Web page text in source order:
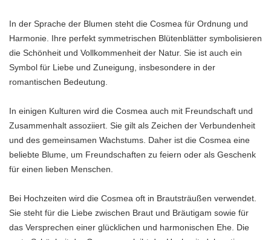
In der Sprache der Blumen steht die Cosmea für Ordnung und
Harmonie. Ihre perfekt symmetrischen Blütenblätter symbolisieren
die Schönheit und Vollkommenheit der Natur. Sie ist auch ein
Symbol für Liebe und Zuneigung, insbesondere in der
romantischen Bedeutung.
In einigen Kulturen wird die Cosmea auch mit Freundschaft und
Zusammenhalt assoziiert. Sie gilt als Zeichen der Verbundenheit
und des gemeinsamen Wachstums. Daher ist die Cosmea eine
beliebte Blume, um Freundschaften zu feiern oder als Geschenk
für einen lieben Menschen.
Bei Hochzeiten wird die Cosmea oft in Brautsträußen verwendet.
Sie steht für die Liebe zwischen Braut und Bräutigam sowie für
das Versprechen einer glücklichen und harmonischen Ehe. Die